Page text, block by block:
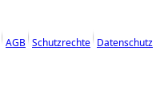
AGB Schutzrechte Datenschutz